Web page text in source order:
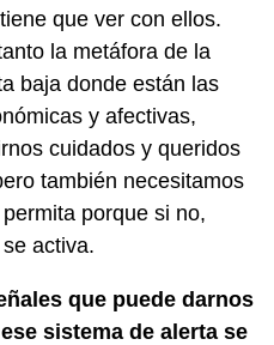
que ver con ellos.
la metáfora de la
baja donde están las
y afectivas,
cuidados y queridos
también necesitamos
porque si no,
activa.
que puede darnos
sistema de alerta se